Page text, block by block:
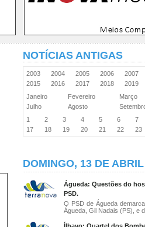
NOTÍCIAS ANTIGAS
2003 2004 2005 2006
2007
2015
2016 2017 2018
2019
Janeiro
Fevereiro
Março
Julho
Agosto
1
2 3 4 5 6
7
17
18 19 20 21 22 23
DOMINGO, 13 DE
Águeda: Questões do
PSD.
O PSD de Águeda
Águeda, Gil Nadais (PS), e